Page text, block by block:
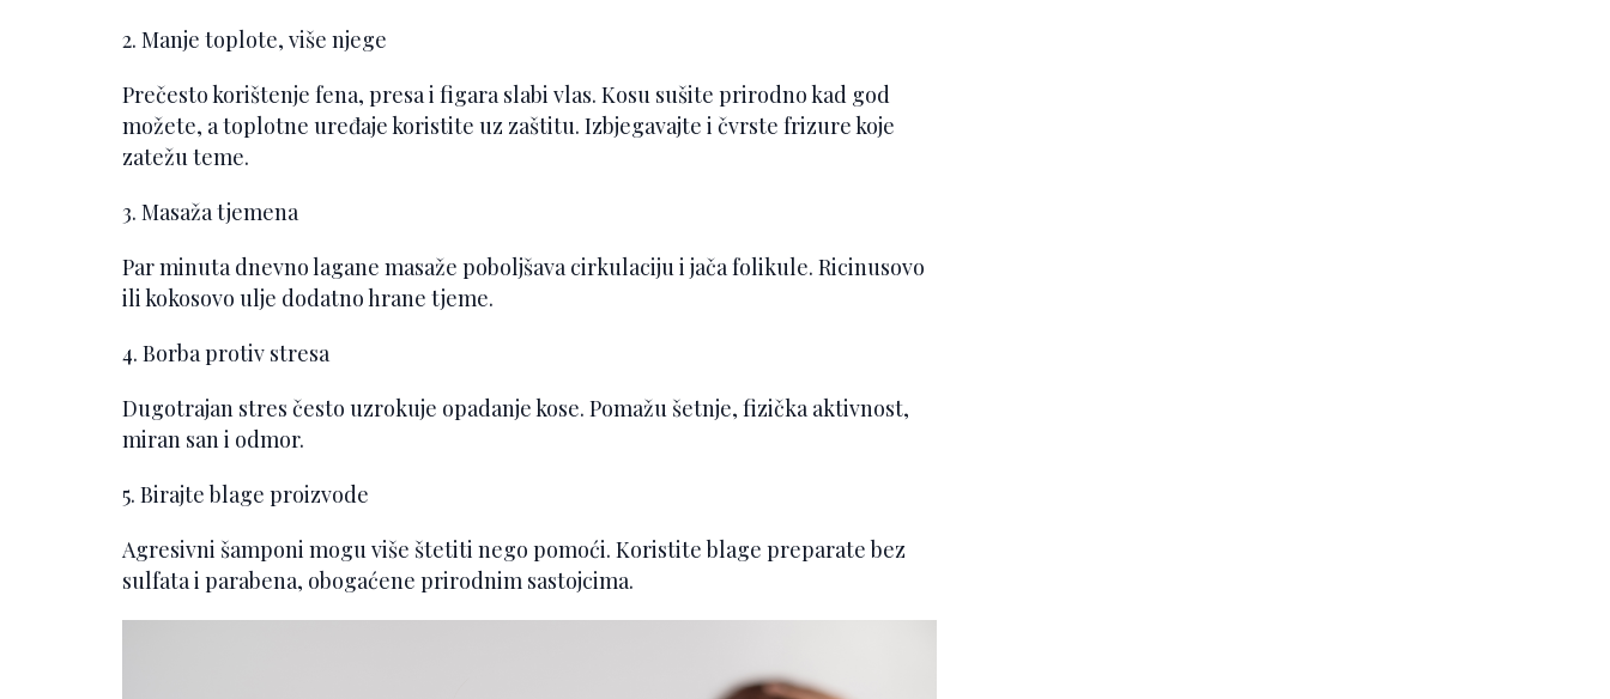
2. Manje toplote, više njege
Prečesto korištenje fena, presa i figara slabi vlas. Kosu sušite prirodno kad god
možete, a toplotne uređaje koristite uz zaštitu. Izbjegavajte i čvrste frizure koje
zatežu teme.
3. Masaža tjemena
Par minuta dnevno lagane masaže poboljšava cirkulaciju i jača folikule. Ricinusovo
ili kokosovo ulje dodatno hrane tjeme.
4. Borba protiv stresa
Dugotrajan stres često uzrokuje opadanje kose. Pomažu šetnje, fizička aktivnost,
miran san i odmor.
5. Birajte blage proizvode
Agresivni šamponi mogu više štetiti nego pomoći. Koristite blage preparate bez
sulfata i parabena, obogaćene prirodnim sastojcima.